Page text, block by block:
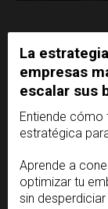
La
empresas
escalar sus
Entiende cómo
estratégica
Aprende a
optimizar tu
sin